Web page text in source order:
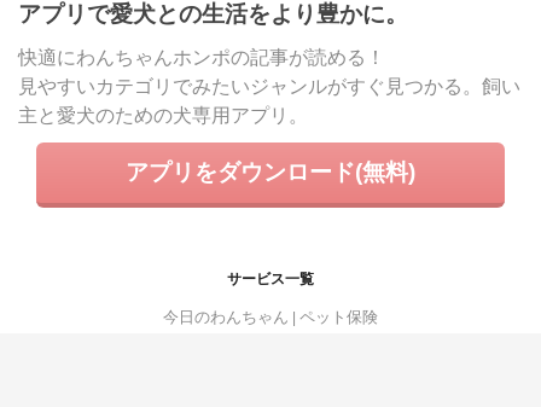
アプリで愛犬との生活をより豊かに。
快適にわんちゃんホンポの記事が読める！
見やすいカテゴリでみたいジャンルがすぐ見つかる。飼い
主と愛犬のための犬専用アプリ。
アプリをダウンロード(無料)
サービス一覧
今日のわんちゃん ペット保険